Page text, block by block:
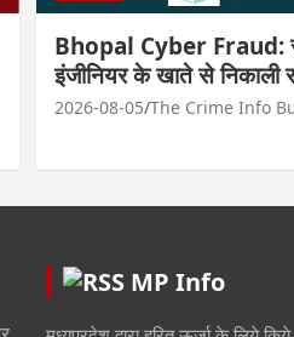
Bhopal Cyber Fraud:
इंजीनियर के खाते से निकाली
2026-08-05 The Crime Info
MP Info